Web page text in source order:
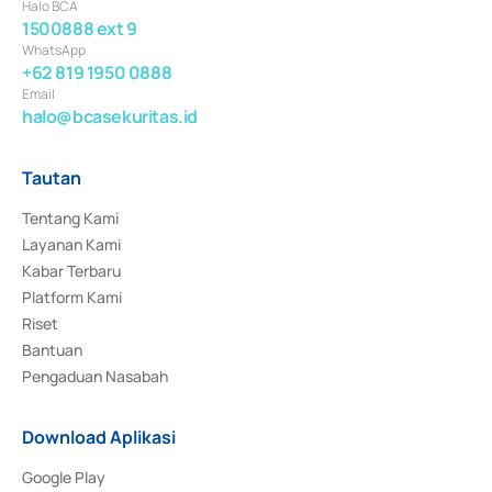
Halo BCA
1500888 ext 9
WhatsApp
+62 819 1950 0888
Email
halo@bcasekuritas.id
Tautan
Tentang Kami
Layanan Kami
Kabar Terbaru
Platform Kami
Riset
Bantuan
Pengaduan Nasabah
Download Aplikasi
Google Play